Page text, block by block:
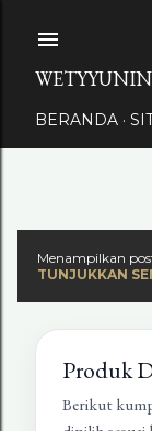
BERANDA
Menampilkan
TUNJUKKAN
Produk
Berikut